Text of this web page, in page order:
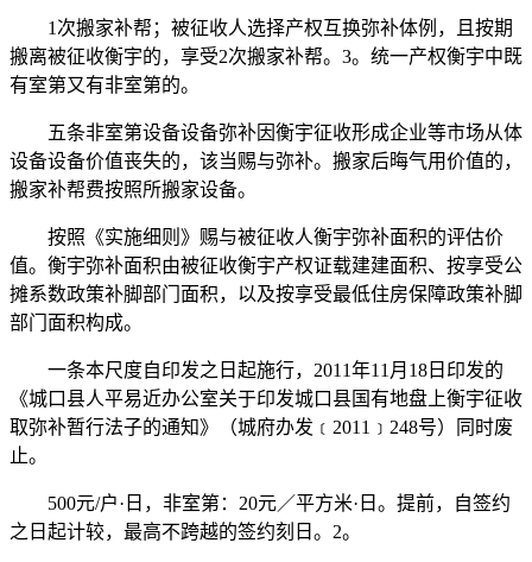
1次搬家补帮；被征收人选择产权互换弥补体例，且按期
搬离被征收衡宇的，享受2次搬家补帮。3。统一产权衡宇中既
有室第又有非室第的。
五条非室第设备设备弥补因衡宇征收形成企业等市场从体
设备设备价值丧失的，该当赐与弥补。搬家后晦气用价值的，
搬家补帮费按照所搬家设备。
按照《实施细则》赐与被征收人衡宇弥补面积的评估价
值。衡宇弥补面积由被征收衡宇产权证载建建面积、按享受公
摊系数政策补脚部门面积，以及按享受最低住房保障政策补脚
部门面积构成。
一条本尺度自印发之日起施行，2011年11月18日印发的
《城口县人平易近办公室关于印发城口县国有地盘上衡宇征收
取弥补暂行法子的通知》（城府办发﹝2011﹞248号）同时废
止。
500元/户·日，非室第：20元／平方米·日。提前，自签约
之日起计较，最高不跨越的签约刻日。2。